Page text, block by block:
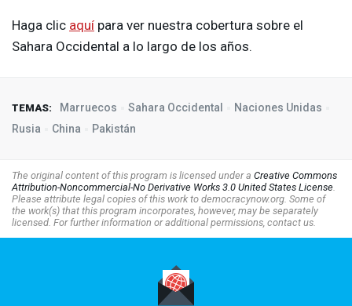
Haga clic aquí para ver nuestra cobertura sobre el
Sahara Occidental a lo largo de los años.
TEMAS: Marruecos Sahara Occidental
Naciones Unidas
Rusia
China Pakistán
The original content of this program is licensed under a Creative Commons
Attribution-Noncommercial-No Derivative Works 3.0 United States License.
Please attribute legal copies of this work to democracynow.org. Some of
the work(s) that this program incorporates, however, may be separately
licensed. For further information or additional permissions, contact us.